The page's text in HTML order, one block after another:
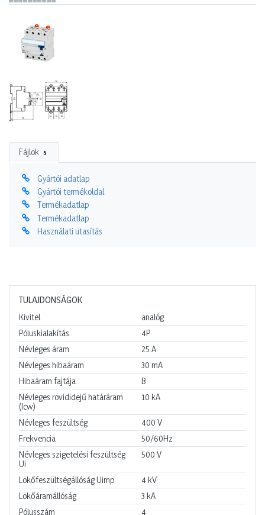
Fájlok 5
Gyártói adatlap
Gyártói termékoldal
Termékadatlap
Termékadatlap
Használati utasítás
TULAJDONSÁGOK
Kivitel
analóg
Póluskialakítás
4P
Névleges áram
25 A
Névleges hibaáram
30 mA
Hibaáram fajtája
B
Névleges rövididejű határáram
(Icw)
10 kA
Névleges feszültség 400 V
Frekvencia
50/60Hz
Névleges szigetelési feszültség
Ui
500 V
Lökőfeszültségállóság Uimp 4 kV
Lökőáramállóság
3 kA
Pólusszám
4